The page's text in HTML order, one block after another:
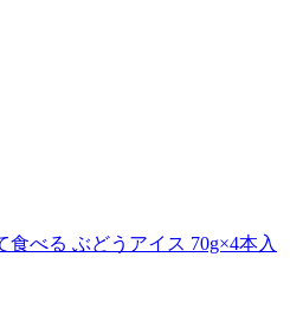
べる ぶどうアイス 70g×4本入